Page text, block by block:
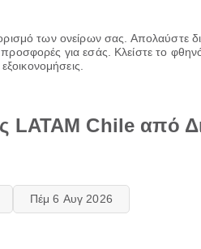
των ονείρων σας. Απολαύστε
για εσάς. Κλείστε το
Chile από
Πέμ 6 Αυγ 2026